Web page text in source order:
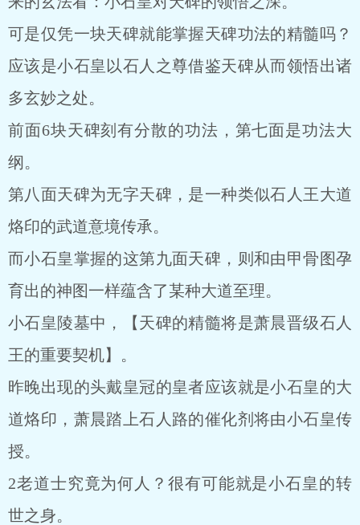
可是仅凭一块天碑就能掌握天碑功法的精髓吗？
应该是小石皇以石人之尊借鉴天碑从而领悟出诸
多玄妙之处。
前面6块天碑刻有分散的功法，第七面是功法大
纲。
第八面天碑为无字天碑，是一种类似石人王大道
烙印的武道意境传承。
而小石皇掌握的这第九面天碑，则和由甲骨图孕
育出的神图一样蕴含了某种大道至理。
小石皇陵墓中，【天碑的精髓将是萧晨晋级石人
王的重要契机】。
昨晚出现的头戴皇冠的皇者应该就是小石皇的大
道烙印，萧晨踏上石人路的催化剂将由小石皇传
授。
2老道士究竟为何人？很有可能就是小石皇的转
世之身。